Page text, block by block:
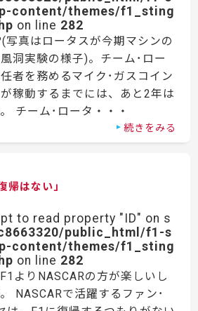
content/themes/f1_sting
on line 282
写真はロータスが今期マシンの
洞実験の様子)。チーム･ロー
者を務めるマイク･ガスコイン
稼動するまでには、あと2年は
チーム･ロータ・・・
続きをみる
帰はない」
to read property "ID" on s
public_html/f1-s
content/themes/f1_sting
on line 282
よりNASCARの方が楽しいし
NASCARで活躍するファン･